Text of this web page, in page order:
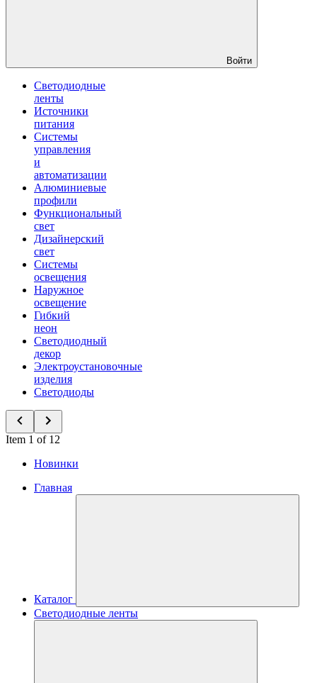
Войти
Светодиодные
ленты
Источники
питания
Системы
управления
и
автоматизации
Алюминиевые
профили
Функциональный
свет
Дизайнерский
свет
Системы
освещения
Наружное
освещение
Гибкий
неон
Светодиодный
декор
Электроустановочные
изделия
Светодиоды
Item 1 of 12
Новинки
Главная
Каталог
Светодиодные ленты